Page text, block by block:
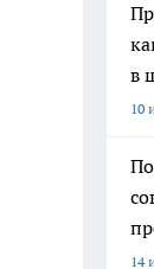
в
10
14